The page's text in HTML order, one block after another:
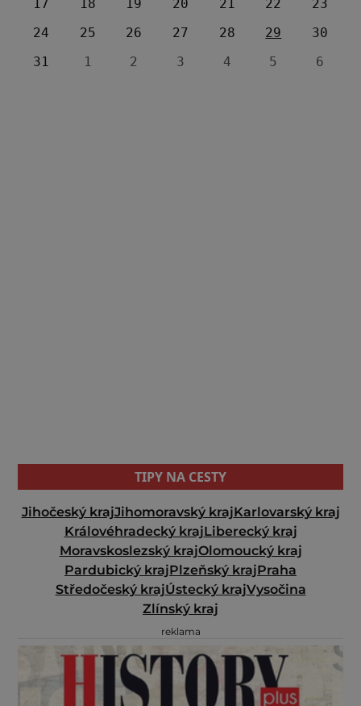
17 18 19 20 21 22
23
24
25 26 27 28 29
30
31
1 2 3 4 5 6
TIPY NA CESTY
Jihočeský krajJihomoravský krajKarlovarský kraj
Královéhradecký krajLiberecký kraj
Moravskoslezský krajOlomoucký kraj
Pardubický krajPlzeňský krajPraha
Středočeský krajÚstecký krajVysočina
Zlínský kraj
reklama